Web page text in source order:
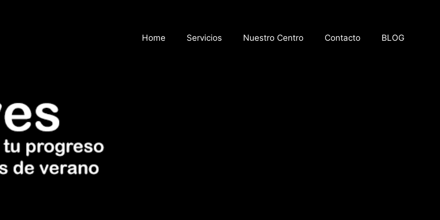
Home Servicios Nuestro Centro Contacto BLOG